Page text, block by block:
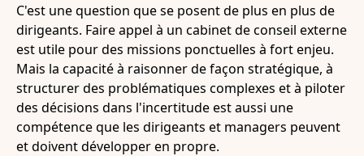
C'est une question que se posent de plus en plus de
dirigeants. Faire appel à un cabinet de conseil externe
est utile pour des missions ponctuelles à fort enjeu.
Mais la capacité à raisonner de façon stratégique, à
structurer des problématiques complexes et à piloter
des décisions dans l'incertitude est aussi une
compétence que les dirigeants et managers peuvent
et doivent développer en propre.